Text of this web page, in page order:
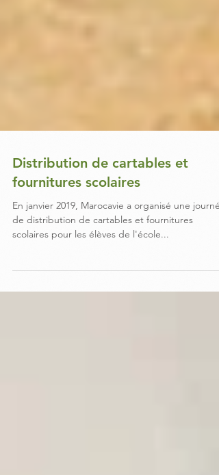
Distribution de cartables et
fournitures scolaires
de distribution de cartables et fournitures
scolaires pour les élèves de l'école...